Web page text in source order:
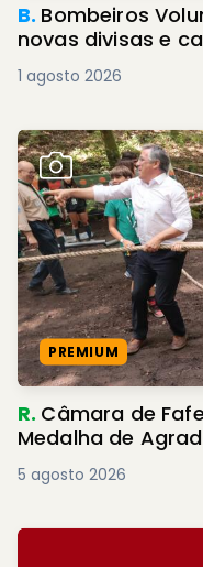
B. Bombeiros
novas divisas e
1 agosto 2026
PREMIUM
R. Câmara de Fafe
Medalha de
5 agosto 2026